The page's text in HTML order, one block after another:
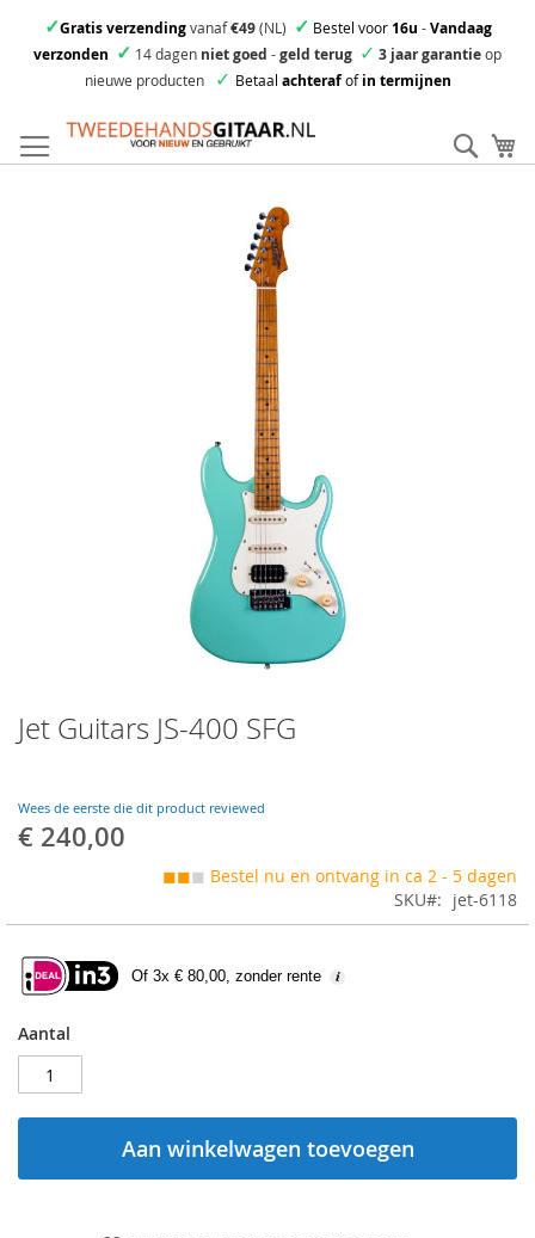
✓Gratis verzendingvanaf€49(NL) ✓ Bestel voor16u -Vandaag
verzonden ✓ 14 dagen niet goed -geld terug ✓ 3 jaar garantieop
nieuwe producten
✓ Betaal achterafofin termijnen
direct
door
Jet Guitars JS-400 SFG
Wees de eerste die dit product reviewed
€ 240,00
◼◼◼ Bestel nu en ontvang in ca 2 - 5 dagen
SKU
jet-6118
Of 3x € 80,00, zonder rente
Aantal
Aan winkelwagen toevoegen
to
the
the
images